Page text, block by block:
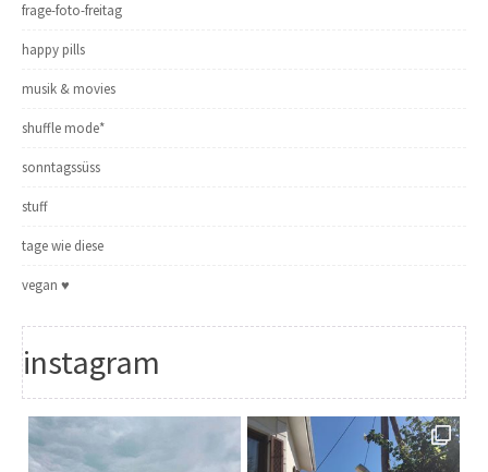
frage-foto-freitag
happy pills
musik & movies
shuffle mode*
sonntagssüss
stuff
tage wie diese
vegan ♥
instagram